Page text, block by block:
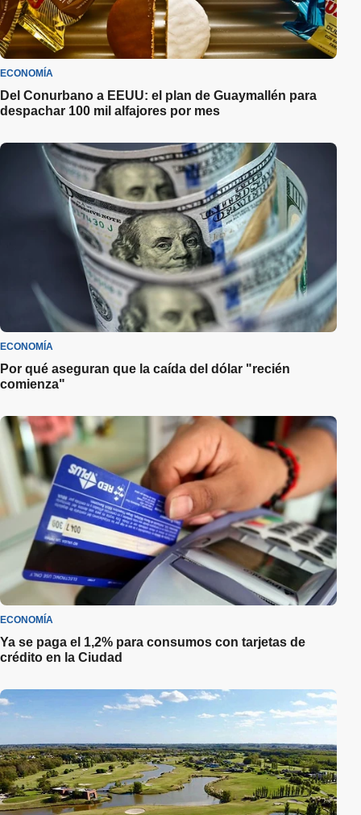
ECONOMÍA
Del Conurbano a EEUU: el plan de Guaymallén para
despachar 100 mil alfajores por mes
ECONOMÍA
Por qué aseguran que la caída del dólar "recién
comienza"
ECONOMÍA
Ya se paga el 1,2% para consumos con tarjetas de
crédito en la Ciudad